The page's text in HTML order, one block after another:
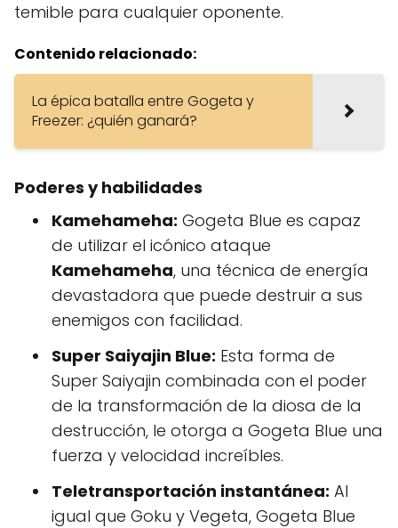
temible para cualquier oponente.
Contenido relacionado:
La épica batalla entre Gogeta y
Freezer: ¿quién ganará?
Poderes y habilidades
Kamehameha: Gogeta Blue es capaz
de utilizar el icónico ataque
Kamehameha, una técnica de energía
devastadora que puede destruir a sus
enemigos con facilidad.
Super Saiyajin Blue: Esta forma de
Super Saiyajin combinada con el poder
de la transformación de la diosa de la
destrucción, le otorga a Gogeta Blue una
fuerza y velocidad increíbles.
Teletransportación instantánea: Al
igual que Goku y Vegeta, Gogeta Blue